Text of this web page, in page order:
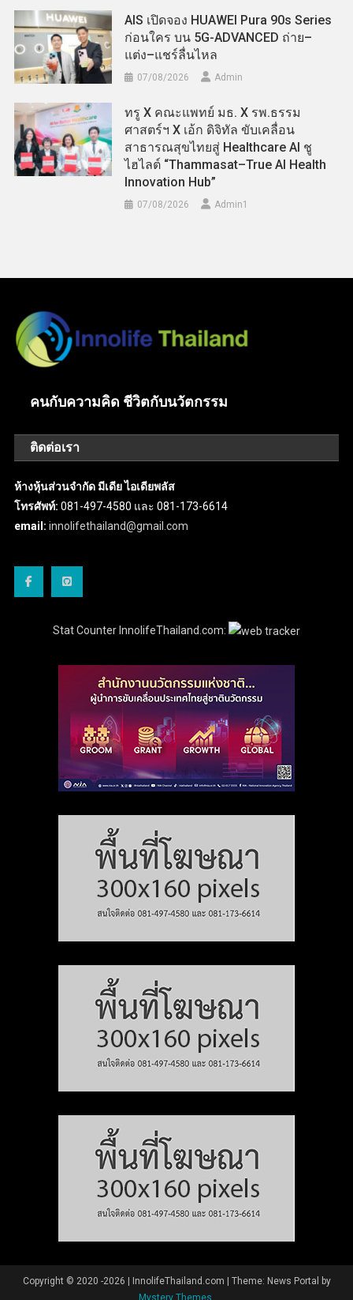
AIS เปิดจอง HUAWEI Pura 90s Series
ก่อนใคร บน 5G-ADVANCED ถ่าย–
แต่ง–แชร์ลื่นไหล
07/08/2026 Admin
ทรู X คณะแพทย์ มธ. X รพ.ธรรม
ศาสตร์ฯ X เอ้ก ดิจิทัล ขับเคลื่อน
สาธารณสุขไทยสู่ Healthcare AI ชู
ไฮไลต์ “Thammasat–True AI Health
Innovation Hub”
07/08/2026 Admin​1
คนกับความคิด ชีวิตกับนวัตกรรม
ติดต่อเรา
ห้างหุ้นส่วนจำกัด มีเดีย ไอเดียพลัส
โทรศัพท์: 081-497-4580 และ 081-173-6614
email: innolifethailand@gmail.com
Stat Counter InnolifeThailand.com:
Copyright © 2020 -2026 | InnolifeThailand.com
Theme: News Portal by
Mystery Themes